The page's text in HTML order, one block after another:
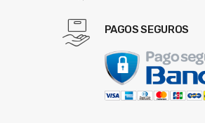
PAGOS SEGUROS